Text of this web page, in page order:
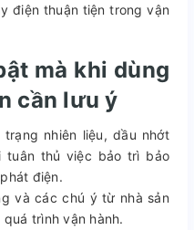
điện thuận tiện trong vận
mà khi dùng
cần lưu ý
nhiên liệu, dầu nhớt
tuân thủ việc bảo trì bảo
điện.
và các chú ý từ nhà sản
trình vận hành.